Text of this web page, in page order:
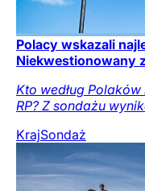
Polacy wskazali
Niekwestionowany
Kto według
RP? Z sondażu
KrajSondaż